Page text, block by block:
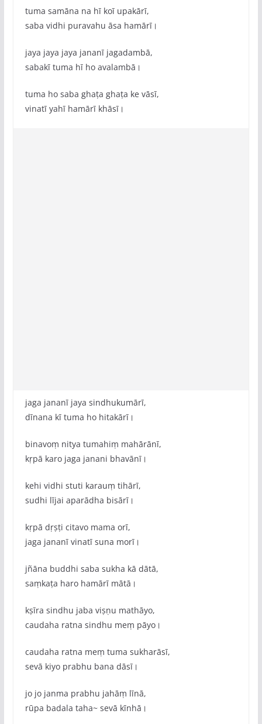
tuma samāna na hī koī upakārī,
saba vidhi puravahu āsa hamārī।
jaya jaya jaya jananī jagadambā,
sabakī tuma hī ho avalambā।
tuma ho saba ghaṭa ghaṭa ke vāsī,
vinatī yahī hamārī khāsī।
jaga jananī jaya sindhukumārī,
dīnana kī tuma ho hitakārī।
binavoṃ nitya tumahiṃ mahārānī,
kṛpā karo jaga janani bhavānī।
kehi vidhi stuti karauṃ tihārī,
sudhi lījai aparādha bisārī।
kṛpā dṛṣṭi citavo mama orī,
jaga jananī vinatī suna morī।
jñāna buddhi saba sukha kā dātā,
saṃkaṭa haro hamārī mātā।
kṣīra sindhu jaba viṣṇu mathāyo,
caudaha ratna sindhu meṃ pāyo।
caudaha ratna meṃ tuma sukharāsī,
sevā kiyo prabhu bana dāsī।
jo jo janma prabhu jahāṃ līnā,
rūpa badala taha~ sevā kīnhā।